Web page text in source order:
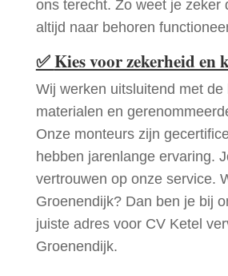
ons terecht. Zo weet je zeker
altijd naar behoren
✅Kies voor zekerheid en
Wij werken uitsluitend met de
materialen en
Onze monteurs zijn
hebben jarenlange ervaring.
vertrouwen op onze service.
Groenendijk? Dan ben je bij
juiste adres voor CV Ketel
Groenendijk.